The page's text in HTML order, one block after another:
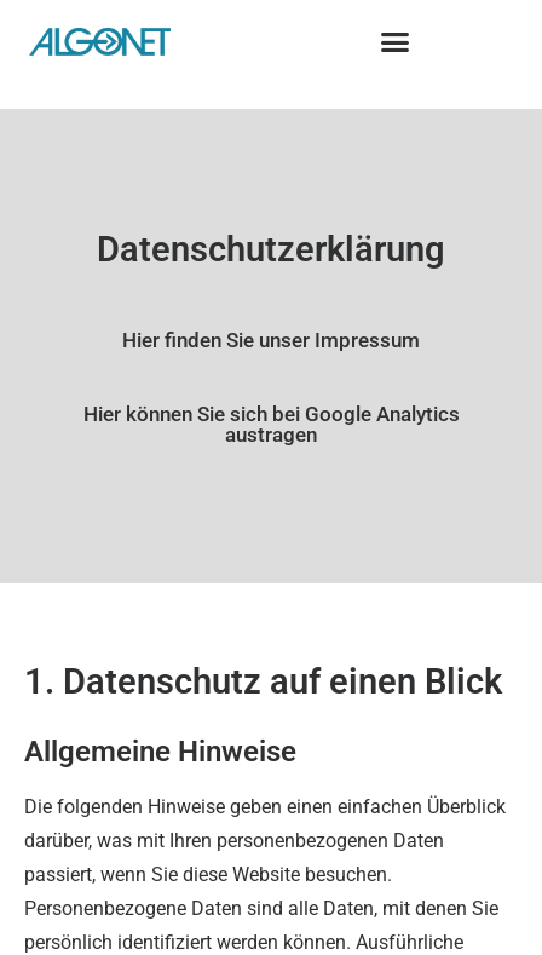
Datenschutzerklärung
Hier finden Sie unser Impressum
Hier können Sie sich bei Google Analytics
austragen
1. Datenschutz auf einen Blick
Allgemeine Hinweise
Die folgenden Hinweise geben einen einfachen Überblick
darüber, was mit Ihren personenbezogenen Daten
passiert, wenn Sie diese Website besuchen.
Personenbezogene Daten sind alle Daten, mit denen Sie
persönlich identifiziert werden können. Ausführliche